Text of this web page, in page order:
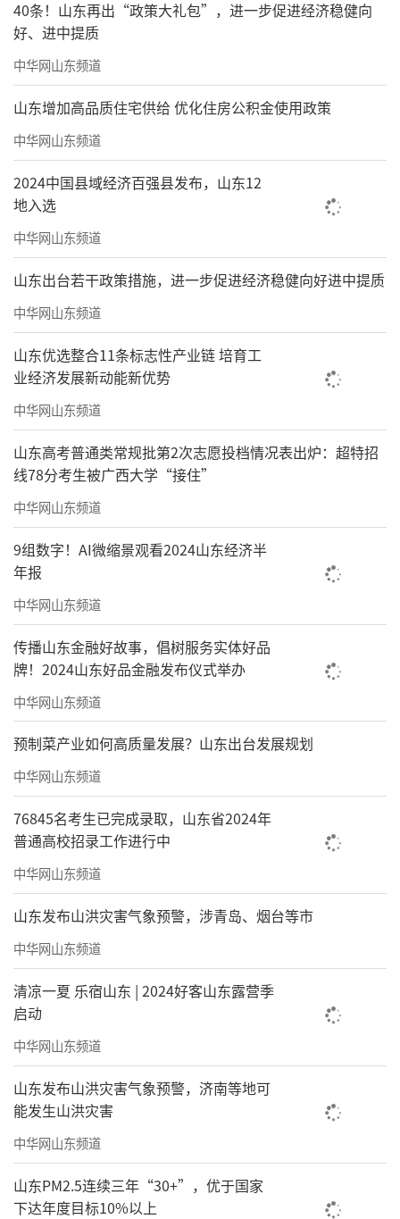
40条！山东再出“政策大礼包”，进一步促进经济稳健向
好、进中提质
中华网山东频道
山东增加高品质住宅供给 优化住房公积金使用政策
中华网山东频道
2024中国县域经济百强县发布，山东12
地入选
中华网山东频道
山东出台若干政策措施，进一步促进经济稳健向好进中提质
中华网山东频道
山东优选整合11条标志性产业链 培育工
业经济发展新动能新优势
中华网山东频道
山东高考普通类常规批第2次志愿投档情况表出炉：超特招
线78分考生被广西大学“接住”
中华网山东频道
9组数字！AI微缩景观看2024山东经济半
年报
中华网山东频道
传播山东金融好故事，倡树服务实体好品
牌！2024山东好品金融发布仪式举办
中华网山东频道
预制菜产业如何高质量发展？山东出台发展规划
中华网山东频道
76845名考生已完成录取，山东省2024年
普通高校招录工作进行中
中华网山东频道
山东发布山洪灾害气象预警，涉青岛、烟台等市
中华网山东频道
清凉一夏 乐宿山东 | 2024好客山东露营季
启动
中华网山东频道
山东发布山洪灾害气象预警，济南等地可
能发生山洪灾害
中华网山东频道
山东PM2.5连续三年“30+”，优于国家
下达年度目标10%以上